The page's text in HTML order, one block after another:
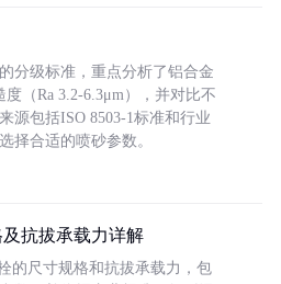
分级标准，重点分析了铝合金
（Ra 3.2-6.3μm），并对比不
源包括ISO 8503-1标准和行业
择合适的喷砂参数。
抗拔承载力详解
的尺寸规格和抗拔承载力，包